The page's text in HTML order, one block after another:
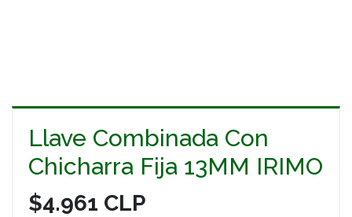
Llave Combinada Con
Chicharra Fija 13MM IRIMO
$4.961 CLP